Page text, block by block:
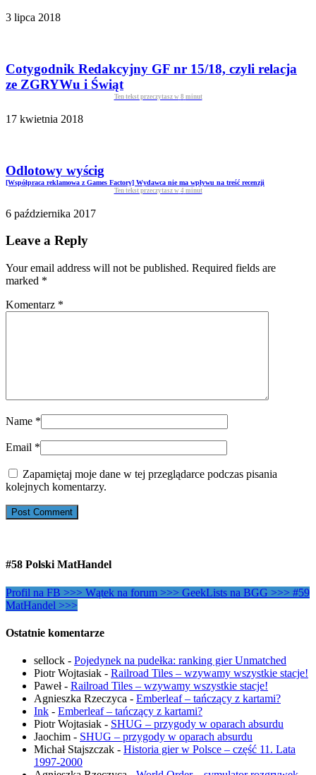
3 lipca 2018
Cotygodnik Redakcyjny GF nr 15/18, czyli relacja
ze ZGRYWu i Świąt
Ten tekst przeczytasz w 8 minut
17 kwietnia 2018
Odlotowy wyścig
[Współpraca reklamowa z Games Factory] Wydawca nie ma wpływu na treść recenzji
Ten tekst przeczytasz w 4 minut
6 października 2017
Leave a Reply
Your email address will not be published. Required fields are
marked *
Komentarz *
Name *
Email *
Zapamiętaj moje dane w tej przeglądarce podczas pisania
kolejnych komentarzy.
#58 Polski MatHandel
Profil na FB >>> Wątek na forum >>> GeekLists na BGG >>> #59
MatHandel >>>
Ostatnie komentarze
sellock - Pojedynek na pudełka: ranking gier Unmatched
Piotr Wojtasiak - Railroad Tiles – wzywamy wszystkie stacje!
Paweł- Railroad Tiles – wzywamy wszystkie stacje!
Agnieszka Rzeczyca - Emberleaf – tańczący z kartami?
Ink - Emberleaf – tańczący z kartami?
Piotr Wojtasiak - SHUG – przygody w oparach absurdu
Jaochim - SHUG – przygody w oparach absurdu
Michał Stajszczak - Historia gier w Polsce – część 11. Lata
1997-2000